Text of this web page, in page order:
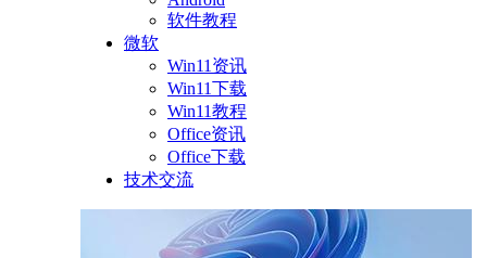
软件教程
微软
Win11资讯
Win11下载
Win11教程
Office资讯
Office下载
技术交流